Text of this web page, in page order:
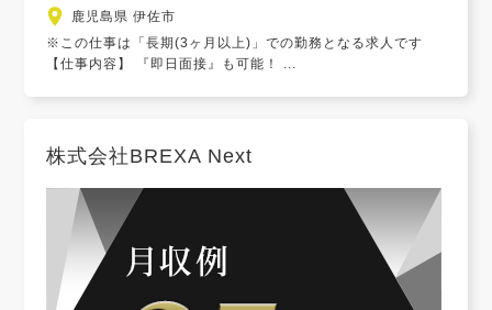
鹿児島県 伊佐市
※この仕事は「長期(3ヶ月以上)」での勤務となる求人です
【仕事内容】 『即日面接』も可能！ ...
株式会社BREXA Next